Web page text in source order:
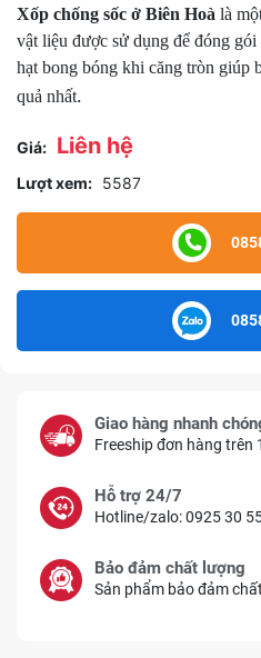
Xốp chống sốc ở Biên Hoà là
vật liệu được sử dụng để đóng
hạt bong bóng khi căng tròn giúp
quả nhất.
Giá: Liên hệ
Lượt xem: 5587
Giao hàng nhanh
Freeship đơn hàng trên
Hỗ trợ 24/7
Hotline/zalo: 0925 30
Bảo đảm chất lượng
Sản phẩm bảo đảm